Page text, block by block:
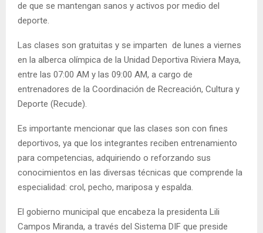
de que se mantengan sanos y activos por medio del
deporte.
Las clases son gratuitas y se imparten de lunes a viernes
en la alberca olímpica de la Unidad Deportiva Riviera Maya,
entre las 07:00 AM y las 09:00 AM, a cargo de
entrenadores de la Coordinación de Recreación, Cultura y
Deporte (Recude).
Es importante mencionar que las clases son con fines
deportivos, ya que los integrantes reciben entrenamiento
para competencias, adquiriendo o reforzando sus
conocimientos en las diversas técnicas que comprende la
especialidad: crol, pecho, mariposa y espalda.
El gobierno municipal que encabeza la presidenta Lili
Campos Miranda, a través del Sistema DIF que preside